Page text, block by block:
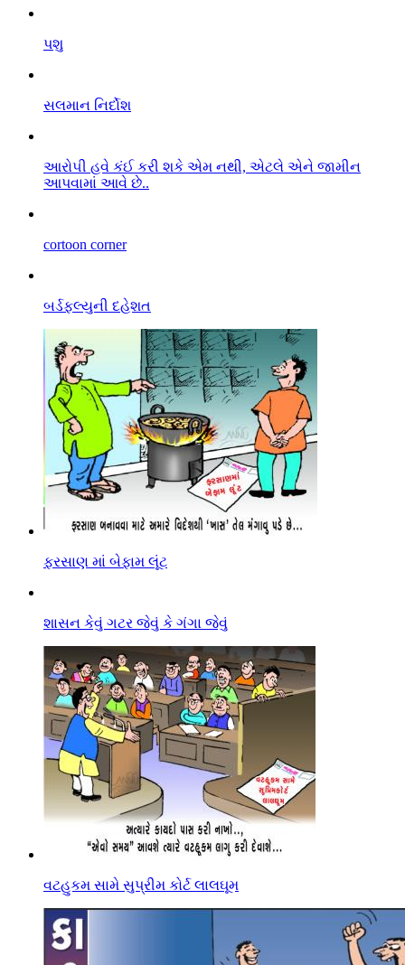
પશુ
સલમાન નિર્દોશ
આરો૫ી હવે કંઈ કરી શકે એમ નથી, એટલે એને જામીન
આપવામાં આવે છે..
cortoon corner
બર્ડફલ્યુની દહેશત
ફરસાણ માં બેફામ લૂંટ
શાસન કેવું ગટર જેવું કે ગંગા જેવું
વટહુકમ સામે સુપ્રીમ કોર્ટ લાલઘૂમ